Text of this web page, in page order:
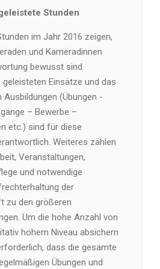
Stunden
im Jahr 2016 zeigen,
und Kameradinnen
bewusst sind.
geleisteten Einsätze und das
Ausbildungen (Übungen -
– Bewerbe –
etc.) sind für diese
Weiteres zählen
Veranstaltungen,
und notwendige
der
zu den größeren
Um die hohe Anzahl von
hohem Niveau absichern
dass die gesamte
Übungen und